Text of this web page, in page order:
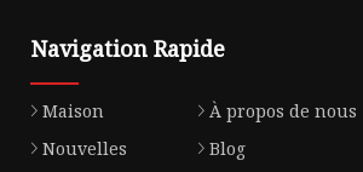
Navigation Rapide
Maison À propos de nous
Nouvelles
Blog